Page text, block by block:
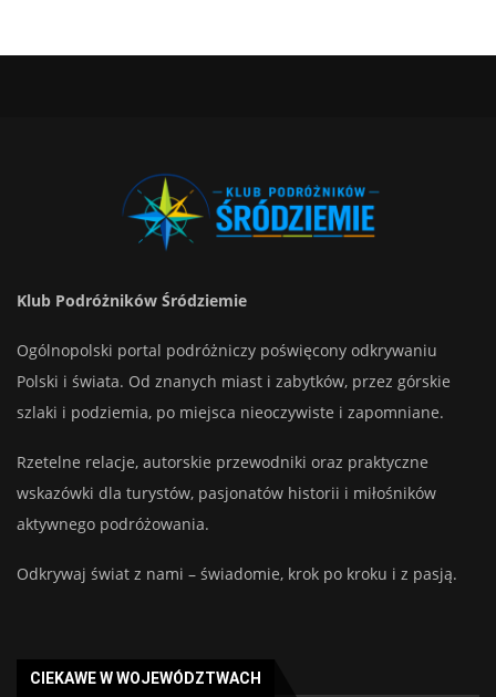
Klub Podróżników Śródziemie
Ogólnopolski portal podróżniczy poświęcony odkrywaniu
Polski i świata. Od znanych miast i zabytków, przez górskie
szlaki i podziemia, po miejsca nieoczywiste i zapomniane.
Rzetelne relacje, autorskie przewodniki oraz praktyczne
wskazówki dla turystów, pasjonatów historii i miłośników
aktywnego podróżowania.
Odkrywaj świat z nami – świadomie, krok po kroku i z pasją.
CIEKAWE W WOJEWÓDZTWACH